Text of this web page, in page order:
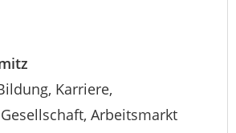
Karriere,
Arbeitsmarkt